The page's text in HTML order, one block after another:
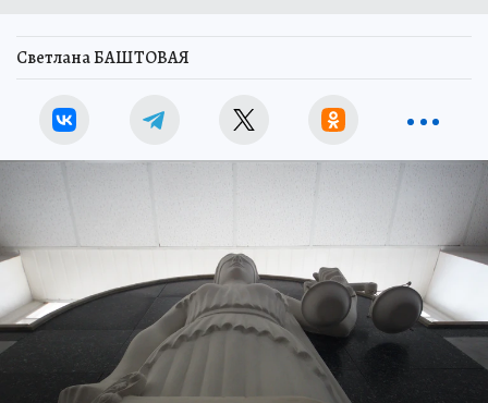
Светлана БАШТОВАЯ